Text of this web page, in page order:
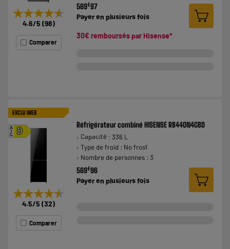
★★★★★
★★★★★
4.6/5 (98)
Comparer
569€97
Payer en plusieurs fois
30€ remboursés par Hisense*
EXCLU WEB
D
A
G
★★★★★
★★★★★
4.5/5 (32)
Comparer
Réfrigérateur combiné HISENSE RB440N4GBD
Capacité : 336 L
Type de froid : No frost
Nombre de personnes : 3
569€96
Payer en plusieurs fois